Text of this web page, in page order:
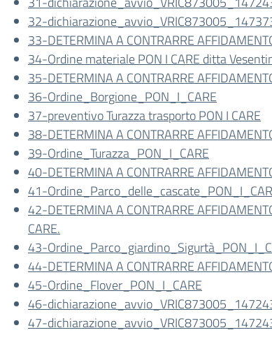
32-
33-DETERMINA A CONTRARRE
34-Ordine materiale PON I CARE ditta
35-DETERMINA A CONTRARRE
36-Ordine_Borgione_PON_I_CARE
37-preventivo Turazza trasporto PON I CARE
38-DETERMINA A CONTRARRE
39-Ordine_Turazza_PON_I_CARE
40-DETERMINA A CONTRARRE
41-
42-DETERMINA A CONTRARRE
CARE.
43-
44-DETERMINA A CONTRARRE
45-Ordine_Flover_PON_I_CARE
46-
47-